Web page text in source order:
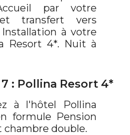
par votre
transfert vers
à votre
Resort 4*. Nuit à
: Pollina Resort 4*
à l'hôtel Pollina
formule Pension
chambre double.